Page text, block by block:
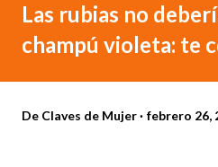
Las rubias no
champú violeta: te
De Claves de Mujer febrero 26,